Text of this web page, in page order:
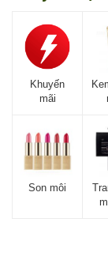
Khuyến
mãi
Son môi